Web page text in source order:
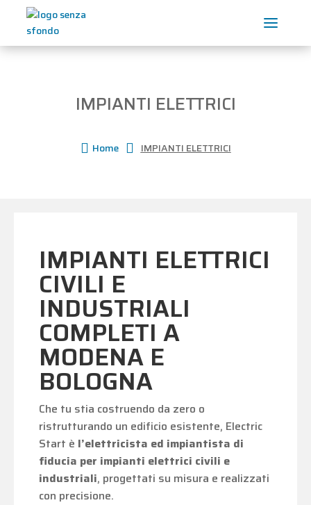
IMPIANTI ELETTRICI
 Home  IMPIANTI ELETTRICI
IMPIANTI ELETTRICI
CIVILI E
INDUSTRIALI
COMPLETI A
MODENA E
BOLOGNA
Che tu stia costruendo da zero o
ristrutturando un edificio esistente, Electric
Start è l’elettricista ed impiantista di
fiducia per impianti elettrici civili e
industriali, progettati su misura e realizzati
con precisione.